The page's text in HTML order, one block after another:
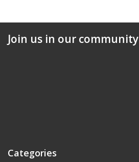
Join us in our community
Categories